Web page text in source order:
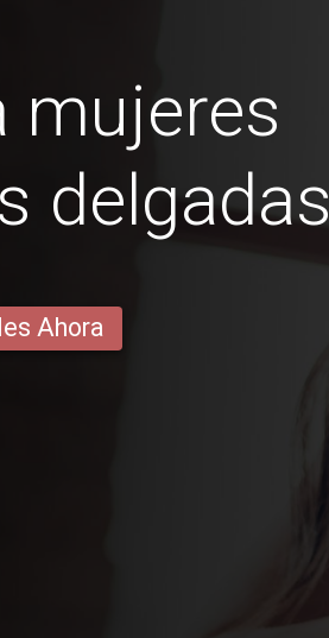
mujeres
delgadas
Ahora